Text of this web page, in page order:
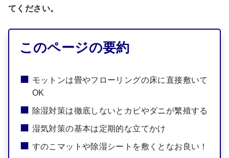
てください。
このページの要約
モットンは畳やフローリングの床に直接敷いて
OK
除湿対策は徹底しないとカビやダニが繁殖する
湿気対策の基本は定期的な立てかけ
すのこマットや除湿シートを敷くとなお良い！